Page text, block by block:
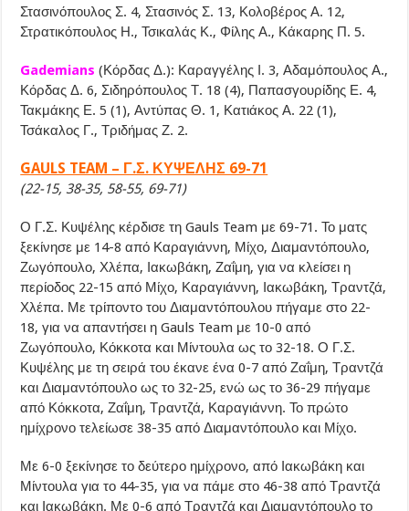
Στασινόπουλος Σ. 4, Στασινός Σ. 13, Κολοβέρος Α. 12,
Στρατικόπουλος Η., Τσικαλάς Κ., Φίλης Α., Κάκαρης Π. 5.
Gademians(Κόρδας Δ.): Καραγγέλης Ι. 3, Αδαμόπουλος Α.,
Κόρδας Δ. 6, Σιδηρόπουλος Τ. 18 (4), Παπασγουρίδης Ε. 4,
Τακμάκης Ε. 5 (1), Αντύπας Θ. 1, Κατιάκος Α. 22 (1),
Τσάκαλος Γ., Τριδήμας Ζ. 2.
GAULS TEAM – Γ.Σ. ΚΥΨΕΛΗΣ 69-71
(22-15, 38-35, 58-55, 69-71)
Ο Γ.Σ. Κυψέλης κέρδισε τη Gauls Team με 69-71. Το ματς
ξεκίνησε με 14-8 από Καραγιάννη, Μίχο, Διαμαντόπουλο,
Ζωγόπουλο, Χλέπα, Ιακωβάκη, Ζαΐμη, για να κλείσει η
περίοδος 22-15 από Μίχο, Καραγιάννη, Ιακωβάκη, Τραντζά,
Χλέπα. Με τρίποντο του Διαμαντόπουλου πήγαμε στο 22-
18, για να απαντήσει η Gauls Team με 10-0 από
Ζωγόπουλο, Κόκκοτα και Μίντουλα ως το 32-18. Ο Γ.Σ.
Κυψέλης με τη σειρά του έκανε ένα 0-7 από Ζαΐμη, Τραντζά
και Διαμαντόπουλο ως το 32-25, ενώ ως το 36-29 πήγαμε
από Κόκκοτα, Ζαΐμη, Τραντζά, Καραγιάννη. Το πρώτο
ημίχρονο τελείωσε 38-35 από Διαμαντόπουλο και Μίχο.
Με 6-0 ξεκίνησε το δεύτερο ημίχρονο, από Ιακωβάκη και
Μίντουλα για το 44-35, για να πάμε στο 46-38 από Τραντζά
και Ιακωβάκη. Με 0-6 από Τραντζά και Διαμαντόπουλο το